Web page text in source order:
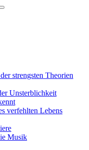
strengsten Theorien
Unsterblichkeit
verfehlten Lebens
Musik